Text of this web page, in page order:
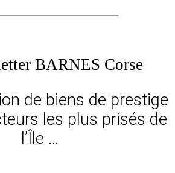
BARNES Corse
de biens de prestige
les plus prisés de
l’Île …